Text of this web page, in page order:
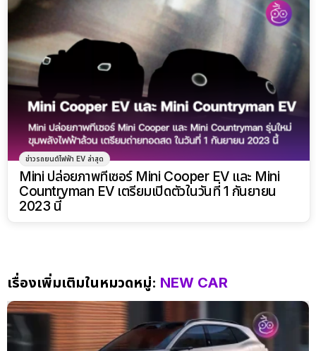
ข่าวรถยนต์ไฟฟ้า EV ล่าสุด
Mini ปล่อยภาพทีเซอร์ Mini Cooper EV และ Mini
Countryman EV เตรียมเปิดตัวในวันที่ 1 กันยายน
2023 นี้
เรื่องเพิ่มเติมในหมวดหมู่: NEW CAR